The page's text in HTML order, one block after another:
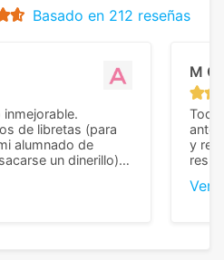
Basado en 212 reseñas
de libretas (para
alumnado de
un dinerillo) y
muy buena calidad
M C
Todo
y
Ver